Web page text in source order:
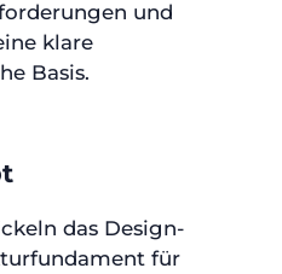
und
klare
Basis.
das Design-
für